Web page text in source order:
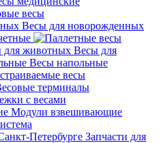
весы
Весы для новорожденных
Весы для
Весы напольные
весы
терминалы
с весами
Модули взвешивающие
Запчасти для